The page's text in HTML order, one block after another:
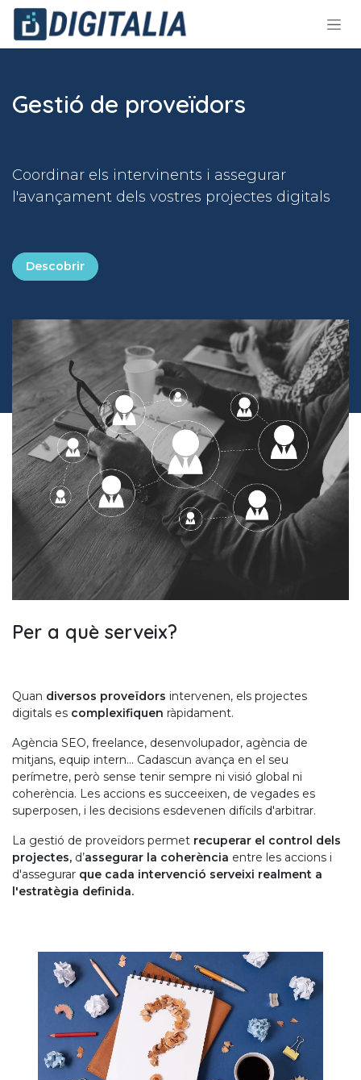
Skip to Content
Gestió de proveïdors
Coordinar els intervinents i assegurar
l'avançament dels vostres projectes digitals
Descobrir
Per a què serveix?
Quan diversos proveïdors intervenen, els projectes
digitals es complexifiquen ràpidament.
Agència SEO, freelance, desenvolupador, agència de
mitjans, equip intern... Cadascun avança en el seu
perímetre, però sense tenir sempre ni visió global ni
coherència. Les accions es succeeixen, de vegades es
superposen, i les decisions esdevenen difícils d'arbitrar.
La gestió de proveïdors permet recuperar el control dels
projectes, d’assegurar la coherència entre les accions i
d'assegurar que cada intervenció serveixi realment a
l'estratègia definida.